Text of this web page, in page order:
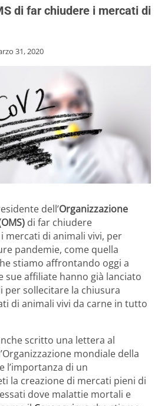
di far chiudere i mercati di
31, 2020
dell’Organizzazione
di far chiudere
di animali vivi, per
pandemie, come quella
stiamo affrontando oggi a
sue affiliate hanno già lanciato
sollecitare la chiusura
di animali vivi da carne in ​​tutto
scritto una lettera al
mondiale della
l’importanza di un
la creazione di mercati pieni di
dove malattie mortali e